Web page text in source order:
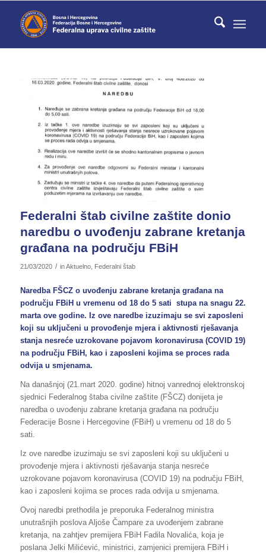
Federalni štab civilne zaštite donio
naredbu o uvođenju zabrane kretanja
građana na području FBiH
21/03/2020 / inAktuelno, Federalni štab
Naredba FŠCZ o uvođenju zabrane kretanja građana na
području FBiH u vremenu od 18 do 5 sati stupa na snagu 22.
marta ove godine. Iz ove naredbe izuzimaju se svi zaposleni
koji su uključeni u provođenje mjera i aktivnosti rješavanja
stanja nesreće uzrokovane pojavom koronavirusa (COVID 19)
na području FBiH, kao i zaposleni kojima se proces rada
odvija u smjenama.
Na današnjoj (21.mart 2020. godine) hitnoj vanrednoj elektronskoj
sjednici Federalnog štaba civilne zaštite (FŠCZ) donijeta je
naredba o uvođenju zabrane kretanja građana na području
Federacije Bosne i Hercegovine (FBiH) u vremenu od 18 do 5
sati.
Iz ove naredbe izuzimaju se svi zaposleni koji su uključeni u
provođenje mjera i aktivnosti rješavanja stanja nesreće
uzrokovane pojavom koronavirusa (COVID 19) na području FBiH,
kao i zaposleni kojima se proces rada odvija u smjenama.
Ovoj naredbi prethodila je preporuka Federalnog ministra
unutrašnjih poslova Aljoše Čampare za uvođenjem zabrane
kretanja, na zahtjev premijera FBiH Fadila Novalića, koja je
poslana Jelki Milićević, ministrici, zamjenici premijera FBiH i